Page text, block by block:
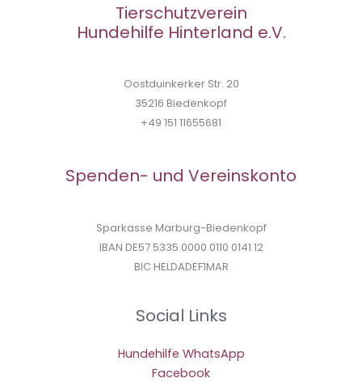
Tierschutzverein
Hundehilfe Hinterland e.V.
Oostduinkerker Str. 20
35216 Biedenkopf
+49 151 11655681
Spenden- und Vereinskonto
Sparkasse Marburg-Biedenkopf
IBAN DE57 5335 0000 0110 0141 12
BIC HELDADEF1MAR
Social Links
Hundehilfe WhatsApp
Facebook